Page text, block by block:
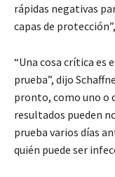
rápidas negativas
capas de
“Una cosa crítica es
prueba”, dijo
pronto, como uno o
resultados pueden
prueba varios días
quién puede ser